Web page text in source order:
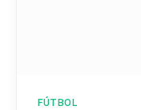
FÚTBOL